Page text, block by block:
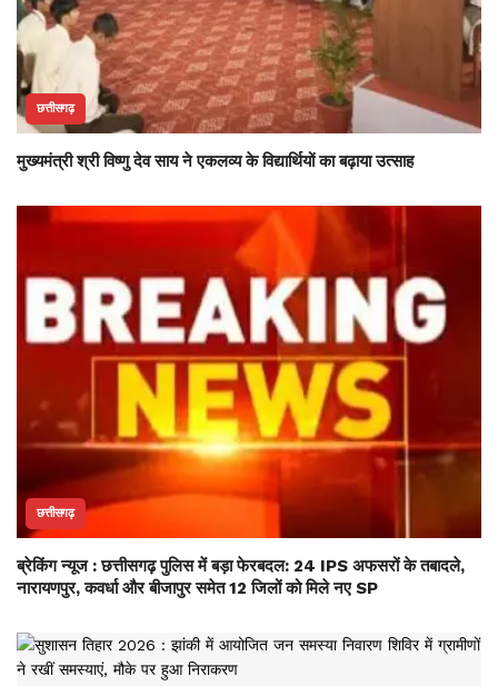
छत्तीसगढ़
मुख्यमंत्री श्री विष्णु देव साय ने एकलव्य के विद्यार्थियों का बढ़ाया उत्साह
छत्तीसगढ़
ब्रेकिंग न्यूज : छत्तीसगढ़ पुलिस में बड़ा फेरबदल: 24 IPS अफसरों के तबादले,
नारायणपुर, कवर्धा और बीजापुर समेत 12 जिलों को मिले नए SP